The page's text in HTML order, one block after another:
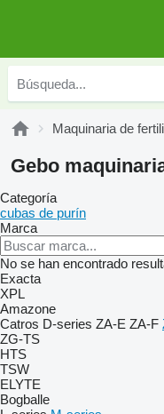
Maquinaria de
Gebo
Categoría
cubas de purín
Marca
No se han encontrado
Exacta
XPL
Amazone
Catros D-series ZA-E ZA-F
ZG-TS
HTS
TSW
ELYTE
Bogballe